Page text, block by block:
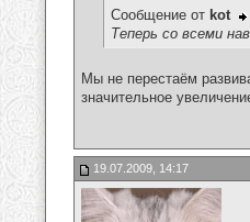
Сообщение от kot
Теперь со всеми
Мы не перестаём
значительное
19.07.2009, 14:17